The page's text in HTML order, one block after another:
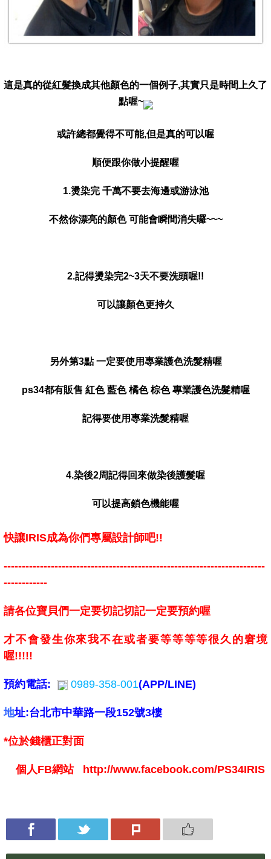
這是真的從紅髮換成其他顏色的一個例子,其實只是時間上久了
點喔~
或許總都覺得不可能,但是真的可以喔
順便跟你做小提醒喔
1.燙染完 千萬不要去海邊或游泳池
不然你漂亮的顏色 可能會瞬間消失囉~~~
2.記得燙染完2~3天不要洗頭喔!!
可以讓顏色更持久
另外第3點 一定要使用專業護色洗髮精喔
ps34都有販售 紅色 藍色 橘色 棕色 專業護色洗髮精喔
記得要使用專業洗髮精喔
4.染後2周記得回來做染後護髮喔
可以提高鎖色機能喔
快讓IRIS成為你們專屬設計師吧!!
------------------------------------------------------------------------
------------
請各位寶貝們一定要切記切記一定要預約喔
才不會發生你來我不在或者要等等等等很久的窘境
喔!!!!!
預約電話: 0989-358-001(APP/LINE)
地址:台北市中華路一段152號3樓
*位於錢櫃正對面
個人FB網站 http://www.facebook.com/PS34IRIS